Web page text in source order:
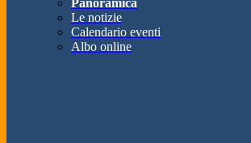
Panoramica
Le notizie
Calendario eventi
Albo online